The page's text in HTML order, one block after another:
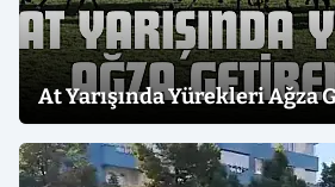
At Yarışında Yürekleri Ağza